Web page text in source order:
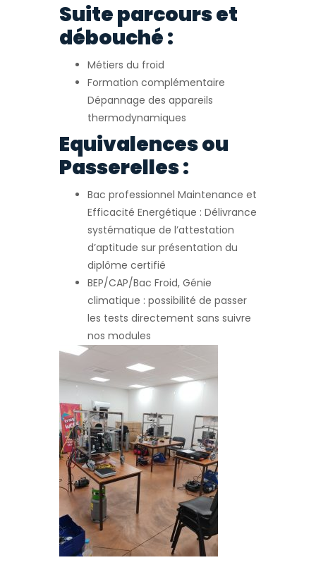
Suite parcours et
débouché :
Métiers du froid
Formation complémentaire
Dépannage des appareils
thermodynamiques
Equivalences ou
Passerelles :
Bac professionnel Maintenance et
Efficacité Energétique : Délivrance
systématique de l’attestation
d’aptitude sur présentation du
diplôme certifié
BEP/CAP/Bac Froid, Génie
climatique : possibilité de passer
les tests directement sans suivre
nos modules